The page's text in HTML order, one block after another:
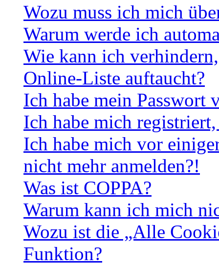
Wozu muss ich mich
Warum werde ich
Wie kann ich
Online-Liste auftaucht?
Ich habe mein Passwort
Ich habe mich
Ich habe mich vor
nicht mehr anmelden?!
Was ist COPPA?
Warum kann ich mich
Wozu ist die „Alle
Funktion?